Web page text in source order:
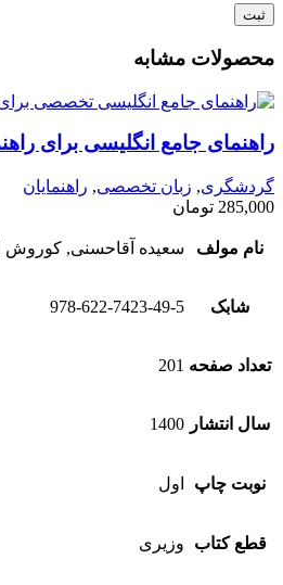
محصولات مشابه
راهنمای جامع انگلیسی برای
گردشگری, زبان تخصصی, راهنمایان
285,000 تومان
نام مولف سعیده آقا‌حسنی, کوروش
شابک 978-622-7423-49-5
تعداد صفحه 201
سال انتشار 1400
نوبت چاپ اول
قطع کتاب وزیری